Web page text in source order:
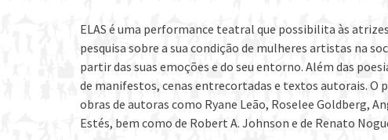
ELAS é uma performance teatral que possibilita às
pesquisa sobre a sua condição de mulheres artistas na
partir das suas emoções e do seu entorno. Além das
de manifestos, cenas entrecortadas e textos autorais. O
obras de autoras como Ryane Leão, Roselee Goldberg,
Estés, bem como de Robert A. Johnson e de Renato